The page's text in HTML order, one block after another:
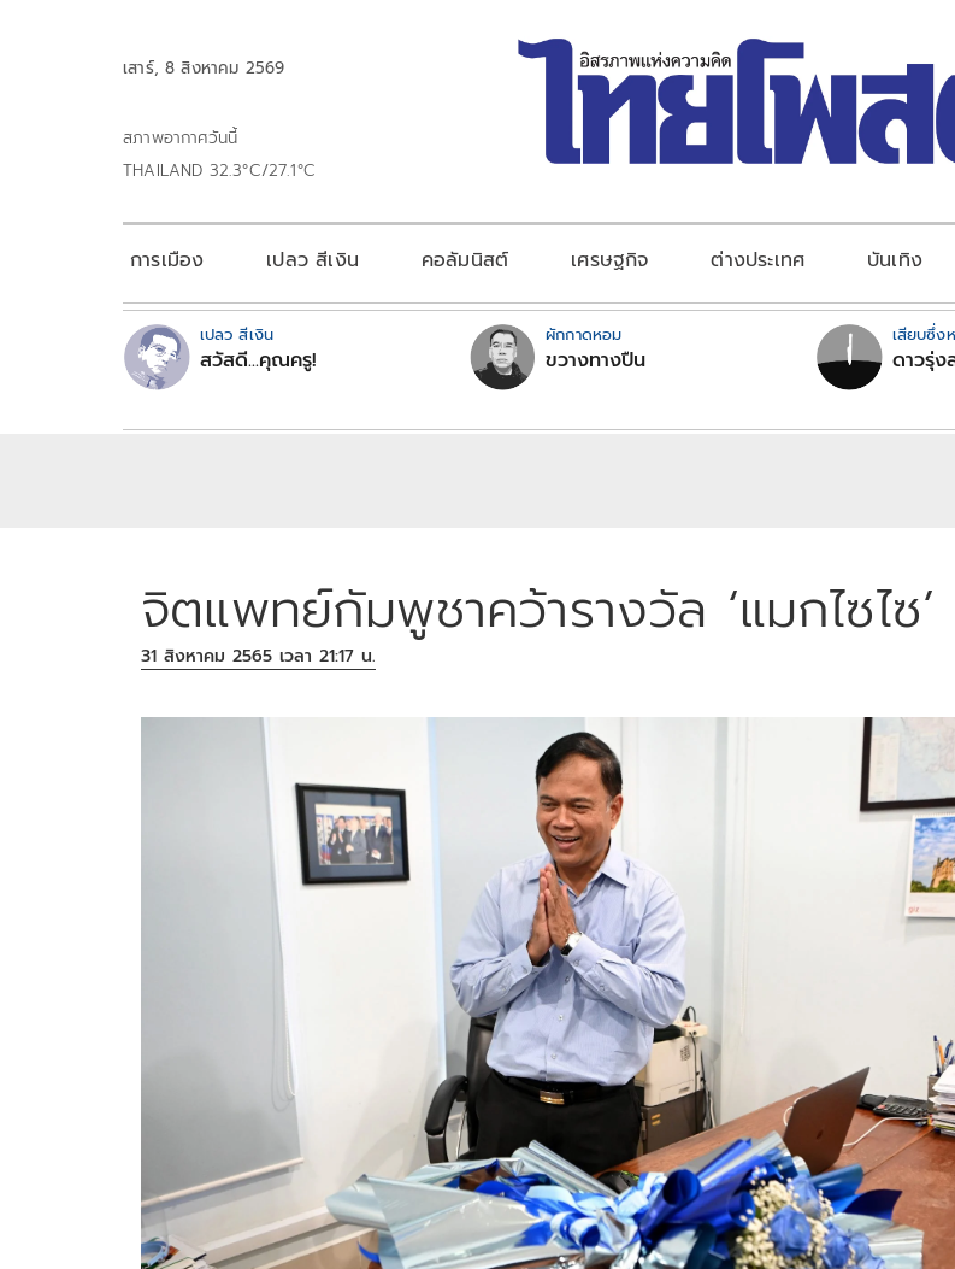
เสาร์, 8 สิงหาคม 2569
สภาพอากาศวันนี้
THAILAND 32.3°C/27.1°C
การเมือง เปลว สีเงิน คอลัมนิสต์ เศรษฐกิจ ต่างประเทศ บันเทิง
เปลว สีเงิน
สวัสดี...คุณครู!
ผักกาดหอม
ขวางทางปืน
เสียบซึ่ง
ดาวรุ่ง
จิตแพทย์กัมพูชาคว้ารางวัล ‘แมกไซไซ’
31 สิงหาคม 2565 เวลา 21:17 น.